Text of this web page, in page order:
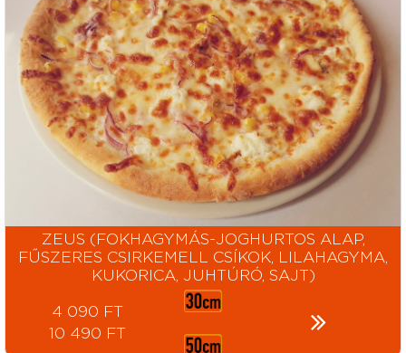
ZEUS (FOKHAGYMÁS-JOGHURTOS ALAP,
FŰSZERES CSIRKEMELL CSÍKOK, LILAHAGYMA,
KUKORICA, JUHTÚRÓ, SAJT)
4 090 FT
10 490 FT